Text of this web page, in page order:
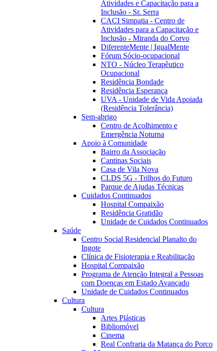
Atividades e Capacitação para a
Inclusão - Sr. Serra
CACI Simpatia - Centro de
Atividades para a Capacitação e
Inclusão - Miranda do Corvo
DiferenteMente | IgualMente
Fórum Sócio-ocupacional
NTO - Núcleo Terapêutico
Ocupacional
Residência Bondade
Residência Esperança
UVA - Unidade de Vida Apoiada
(Residência Tolerância)
Sem-abrigo
Centro de Acolhimento e
Emergência Noturna
Apoio à Comunidade
Bairro da Associação
Cantinas Sociais
Casa de Vila Nova
CLDS 5G - Trilhos do Futuro
Parque de Ajudas Técnicas
Cuidados Continuados
Hospital Compaixão
Residência Gratidão
Unidade de Cuidados Continuados
Saúde
Centro Social Residencial Planalto do
Ingote
Clínica de Fisioterapia e Reabilitação
Hospital Compaixão
Programa de Atenção Integral a Pessoas
com Doenças em Estado Avançado
Unidade de Cuidados Continuados
Cultura
Cultura
Artes Plásticas
Bibliomóvel
Cinema
Real Confraria da Matança do Porco